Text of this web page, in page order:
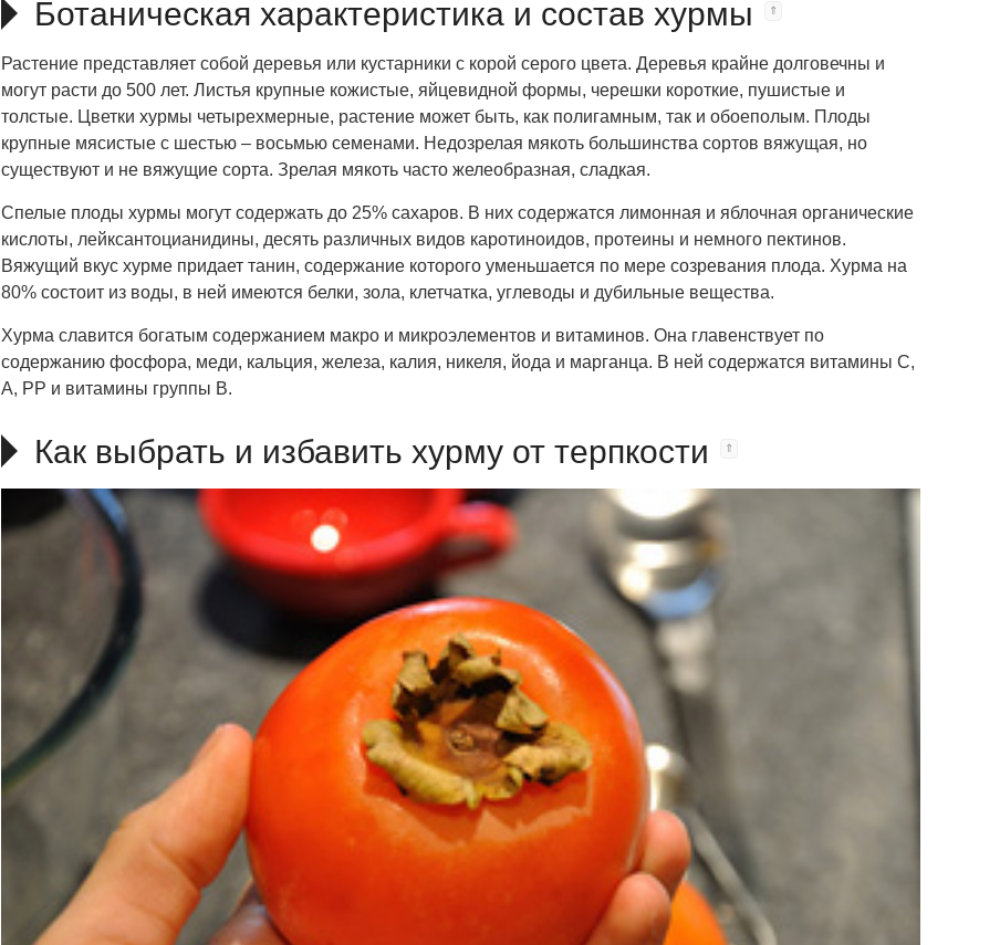
Ботаническая характеристика и состав хурмы
Растение представляет собой деревья или кустарники с корой серого цвета. Деревья крайне долговечны и
могут расти до 500 лет. Листья крупные кожистые, яйцевидной формы, черешки короткие, пушистые и
толстые. Цветки хурмы четырехмерные, растение может быть, как полигамным, так и обоеполым. Плоды
крупные мясистые с шестью – восьмью семенами. Недозрелая мякоть большинства сортов вяжущая, но
существуют и не вяжущие сорта. Зрелая мякоть часто желеобразная, сладкая.
Спелые плоды хурмы могут содержать до 25% сахаров. В них содержатся лимонная и яблочная органические
кислоты, лейксантоцианидины, десять различных видов каротиноидов, протеины и немного пектинов.
Вяжущий вкус хурме придает танин, содержание которого уменьшается по мере созревания плода. Хурма на
80% состоит из воды, в ней имеются белки, зола, клетчатка, углеводы и дубильные вещества.
Хурма славится богатым содержанием макро и микроэлементов и витаминов. Она главенствует по
содержанию фосфора, меди, кальция, железа, калия, никеля, йода и марганца. В ней содержатся витамины C,
A, PP и витамины группы B.
Как выбрать и избавить хурму от терпкости